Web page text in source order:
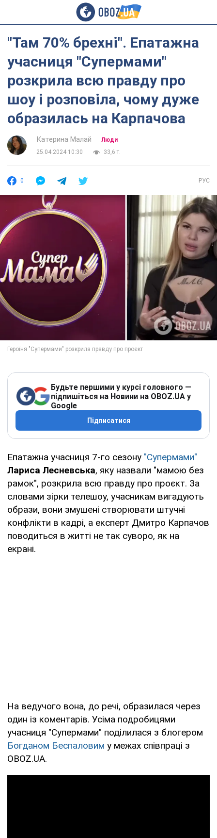
"Там 70% брехні". Епатажна
учасниця "Супермами"
розкрила всю правду про
шоу і розповіла, чому дуже
образилась на Карпачова
Катерина Малай
Люди
25.04.2024 10:30
33,6 т.
0 РУС
Будьте першими у курсі головного —
підпишіться на Новини на OBOZ.UA у
Google
Підписатися
Епатажна учасниця 7-го сезону "Супермами"
Лариса Лесневська, яку назвали "мамою без
рамок", розкрила всю правду про проєкт. За
словами зірки телешоу, учасникам вигадують
образи, вони змушені створювати штучні
конфлікти в кадрі, а експерт Дмитро Карпачов
поводиться в житті не так суворо, як на
екрані.
На ведучого вона, до речі, образилася через
один із коментарів. Усіма подробицями
учасниця "Супермами" поділилася з блогером
Богданом Беспаловим у межах співпраці з
OBOZ.UA.